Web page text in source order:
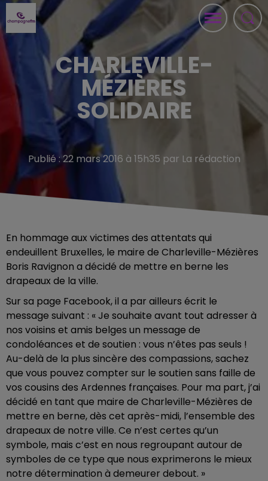
CHARLEVILLE-
MÉZIÈRES
SOLIDAIRE
Publié : 22 mars 2016 à 15h35 par La rédaction
En hommage aux victimes des attentats qui
endeuillent Bruxelles, le maire de Charleville-Mézières
Boris Ravignon a décidé de mettre en berne les
drapeaux de la ville.
Sur sa page Facebook, il a par ailleurs écrit le
message suivant : « Je souhaite avant tout adresser à
nos voisins et amis belges un message de
condoléances et de soutien : vous n’êtes pas seuls !
Au-delà de la plus sincère des compassions, sachez
que vous pouvez compter sur le soutien sans faille de
vos cousins des Ardennes françaises. Pour ma part, j’ai
décidé en tant que maire de Charleville-Mézières de
mettre en berne, dès cet après-midi, l’ensemble des
drapeaux de notre ville. Ce n’est certes qu’un
symbole, mais c’est en nous regroupant autour de
symboles de ce type que nous exprimerons le mieux
notre détermination à demeurer debout. »